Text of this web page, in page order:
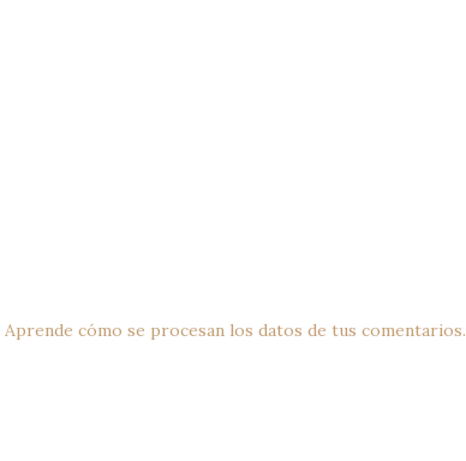
Aprende cómo se procesan los datos de tus comentarios.